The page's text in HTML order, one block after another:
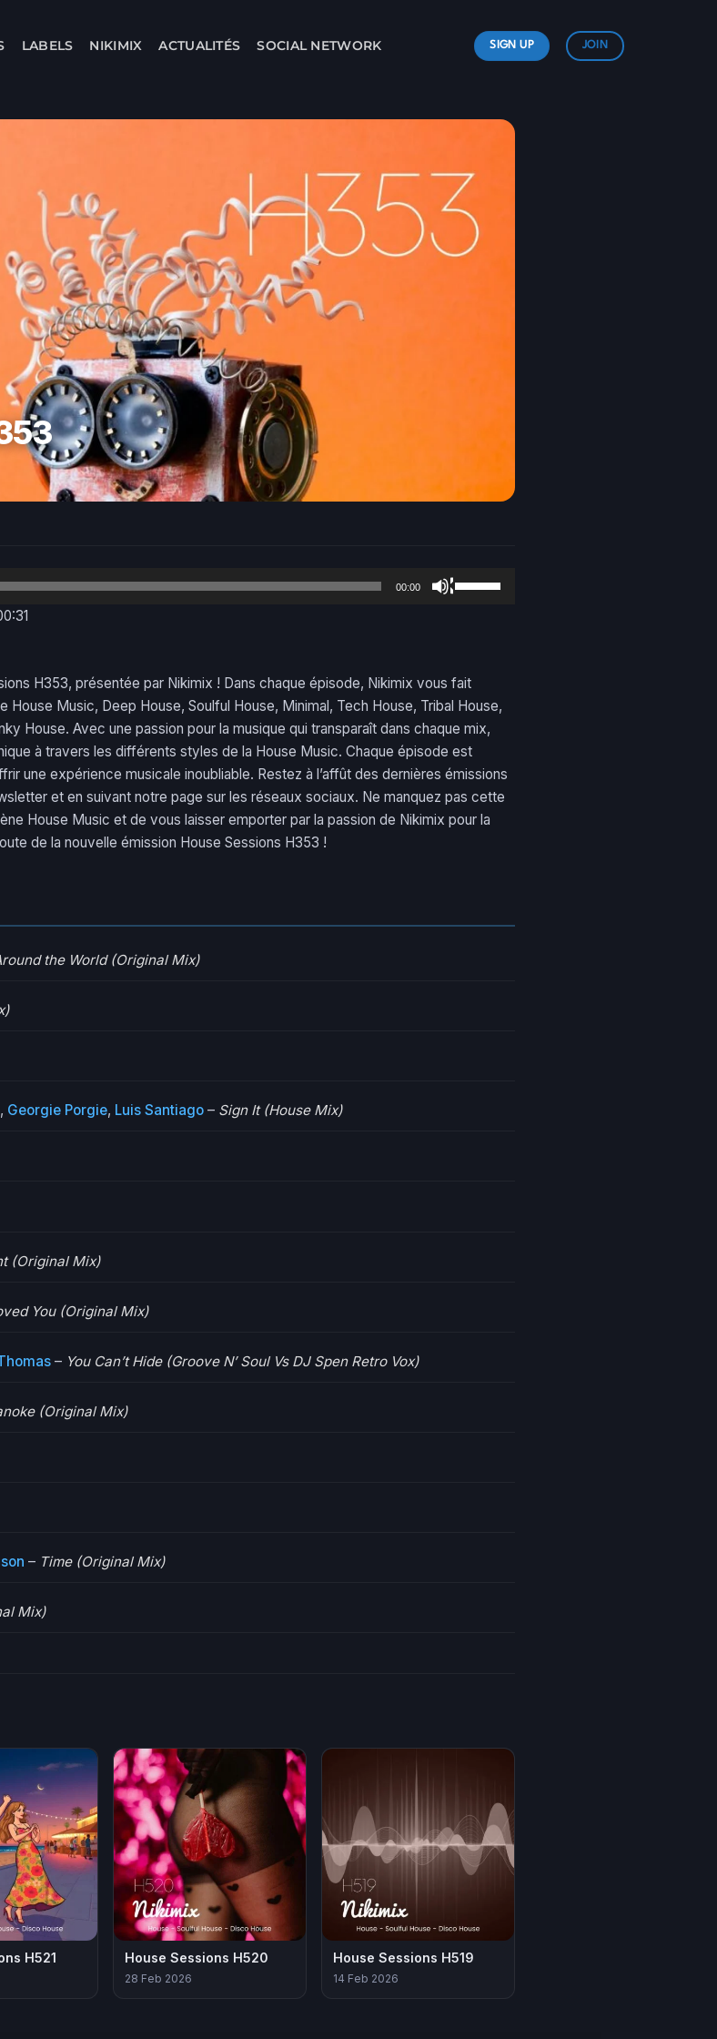
LABELS NIKIMIX ACTUALITÉS SOCIAL NETWORK SIGN UP JOIN
00:00
increase
or
decrease
volume.
H353, présentée par Nikimix ! Dans chaque épisode, Nikimix vous fait
Music, Deep House, Soulful House, Minimal, Tech House, Tribal House,
House. Avec une passion pour la musique qui transparaît dans chaque mix,
à travers les différents styles de la House Music. Chaque épisode est
une expérience musicale inoubliable. Restez à l’affût des dernières émissions
et en suivant notre page sur les réseaux sociaux. Ne manquez pas cette
House Music et de vous laisser emporter par la passion de Nikimix pour la
de la nouvelle émission House Sessions H353 !
the World (Original Mix)
, Georgie Porgie, Luis Santiago– Sign It (House Mix)
(Original Mix)
You (Original Mix)
– You Can’t Hide (Groove N’ Soul Vs DJ Spen Retro Vox)
(Original Mix)
– Time (Original Mix)
Mix)
H521 House Sessions H520
28 Feb 2026
House Sessions H519
14 Feb 2026